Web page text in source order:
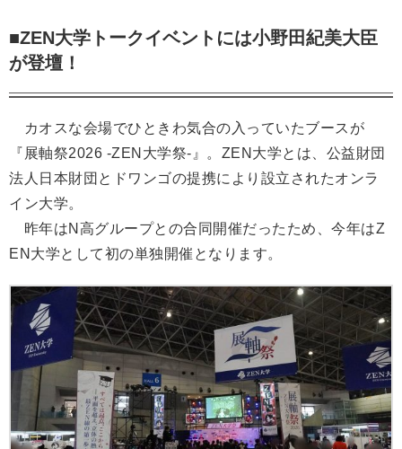
■ZEN大学トークイベントには小野田紀美大臣
が登壇！
カオスな会場でひときわ気合の入っていたブースが
『展軸祭2026 -ZEN大学祭-』。ZEN大学とは、公益財団
法人日本財団とドワンゴの提携により設立されたオンラ
イン大学。
昨年はN高グループとの合同開催だったため、今年はZ
EN大学として初の単独開催となります。